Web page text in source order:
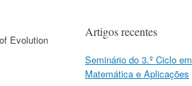
Evolution
Artigos recentes
Seminário do 3.º Ciclo em
Matemática e Aplicações